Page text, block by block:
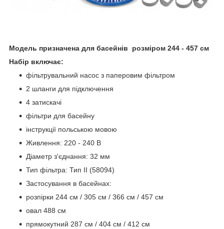
Модель призначена для басейнів розміром 244 - 457 см
Набір включає:
фільтрувальний насос з паперовим фільтром
2 шланги для підключення
4 затискачі
фільтри для басейну
інструкції польською мовою
Живлення: 220 - 240 В
Діаметр з'єднання: 32 мм
Тип фільтра: Тип II (58094)
Застосування в басейнах:
розпірки 244 см / 305 см / 366 см / 457 см
овал 488 см
прямокутний 287 см / 404 см / 412 см